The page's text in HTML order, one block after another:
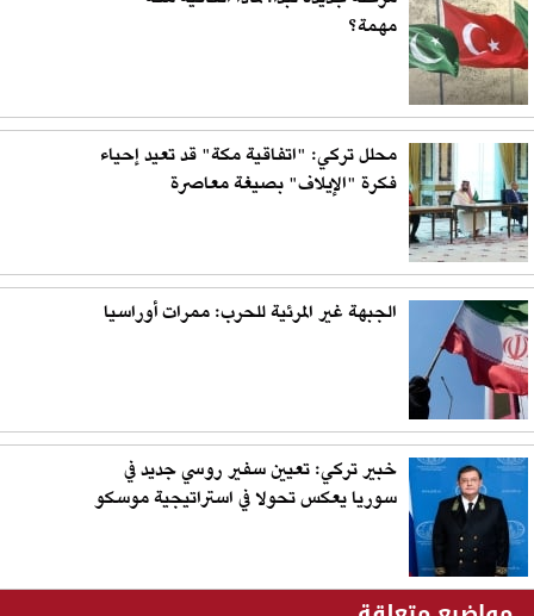
مهمة؟
محلل تركي: "اتفاقية مكة" قد تعيد إحياء
فكرة "الإيلاف" بصيغة معاصرة
الجبهة غير المرئية للحرب: ممرات أوراسيا
خبير تركي: تعيين سفير روسي جديد في
سوريا يعكس تحولا في استراتيجية موسكو